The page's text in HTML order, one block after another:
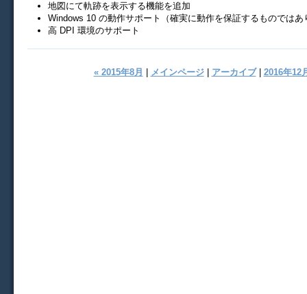
地図にて軌跡を表示する機能を追加
Windows 10 の動作サポート（確実に動作を保証するものではあ
高 DPI 環境のサポート
« 2015年8月 メインページ| アーカイブ| 2016年12